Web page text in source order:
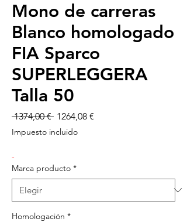
Mono de carreras
Blanco homologado
FIA Sparco
SUPERLEGGERA
Talla 50
1374,00 € Precio
1264,08 €
Impuesto incluido
-
Marca producto *
Homologación *